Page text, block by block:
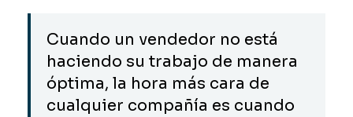
Cuando un vendedor no está
haciendo su trabajo de manera
óptima, la hora más cara de
cualquier compañía es cuando